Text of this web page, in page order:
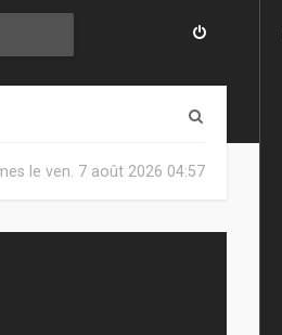
le ven. 7 août 2026 04:57